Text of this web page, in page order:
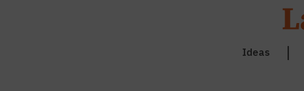
Ideas